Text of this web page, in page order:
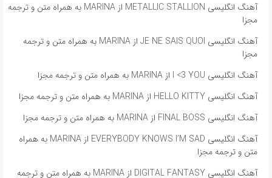
آهنگ انگلیسی METALLIC STALLION از MARINA به همراه متن و ترجمه
مجزا
آهنگ انگلیسی JE NE SAIS QUOI از MARINA به همراه متن و ترجمه
مجزا
آهنگ انگلیسی I <3 YOU از MARINA به همراه متن و ترجمه مجزا
آهنگ انگلیسی HELLO KITTY از MARINA به همراه متن و ترجمه مجزا
آهنگ انگلیسی FINAL BOSS از MARINA به همراه متن و ترجمه مجزا
آهنگ انگلیسی EVERYBODY KNOWS I’M SAD از MARINA به همراه
متن و ترجمه مجزا
آهنگ انگلیسی DIGITAL FANTASY از MARINA به همراه متن و ترجمه